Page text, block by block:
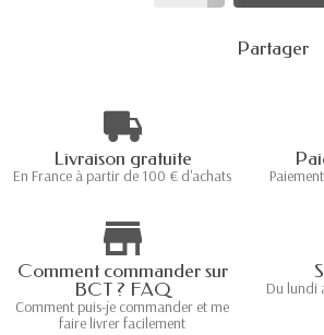
Partager
Livraison gratuite
En France à partir de 100 € d'achats
Comment commander sur
BCT ? FAQ
Comment puis-je commander et me
faire livrer facilement
Du lundi